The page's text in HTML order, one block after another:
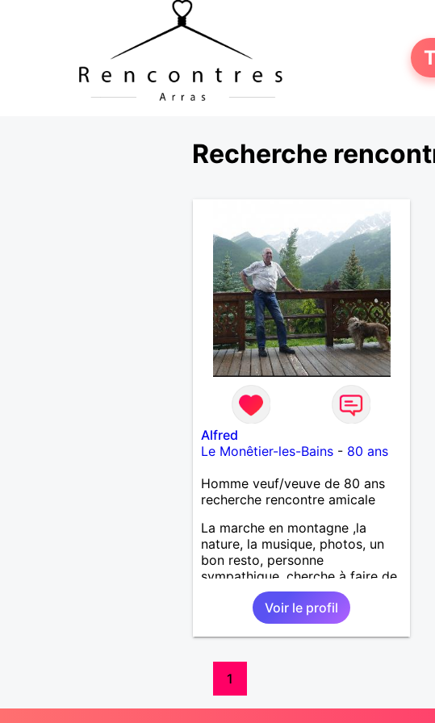
Recherche
Alfred
Le Monêtier-les-Bains- 80 ans
Homme veuf/veuve de 80 ans
recherche rencontre amicale
La marche en montagne ,la
nature, la musique, photos, un
bon resto, personne
sympathique, cherche à faire de
nouvelles connaissances .
Voir le profil
1